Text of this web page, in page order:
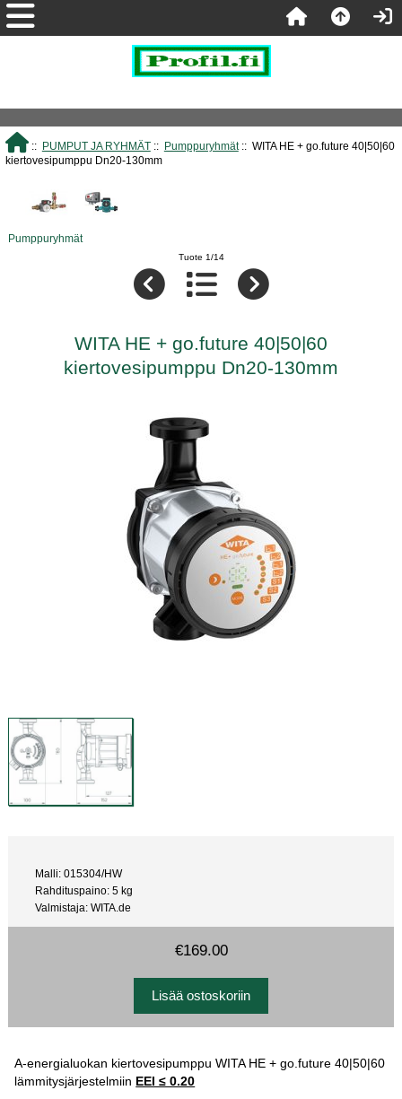
:: PUMPUT JA RYHMÄT:: Pumppuryhmät:: WITA HE + go.future 40|50|60
kiertovesipumppu Dn20-130mm
Pumppuryhmät
Tuote 1/14
WITA HE + go.future 40|50|60
kiertovesipumppu Dn20-130mm
Malli: 015304/HW
Rahdituspaino: 5 kg
Valmistaja: WITA.de
€169.00
A-energialuokan kiertovesipumppu WITA HE + go.future 40|50|60
lämmitysjärjestelmiin EEI ≤ 0.20